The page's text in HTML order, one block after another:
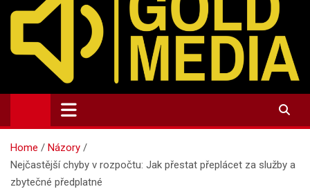
GoldMedia.cz
Magazín a přehled informací
Home
Názory
Nejčastější chyby v rozpočtu: Jak přestat přeplácet za služby a
zbytečné předplatné